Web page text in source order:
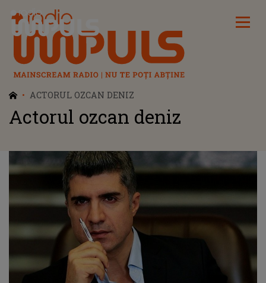
Radio Impuls
ACTORUL OZCAN DENIZ
Actorul ozcan deniz